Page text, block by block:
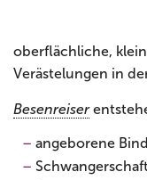
oberflächliche,
Verästelungen in
Besenreiser
angeborene